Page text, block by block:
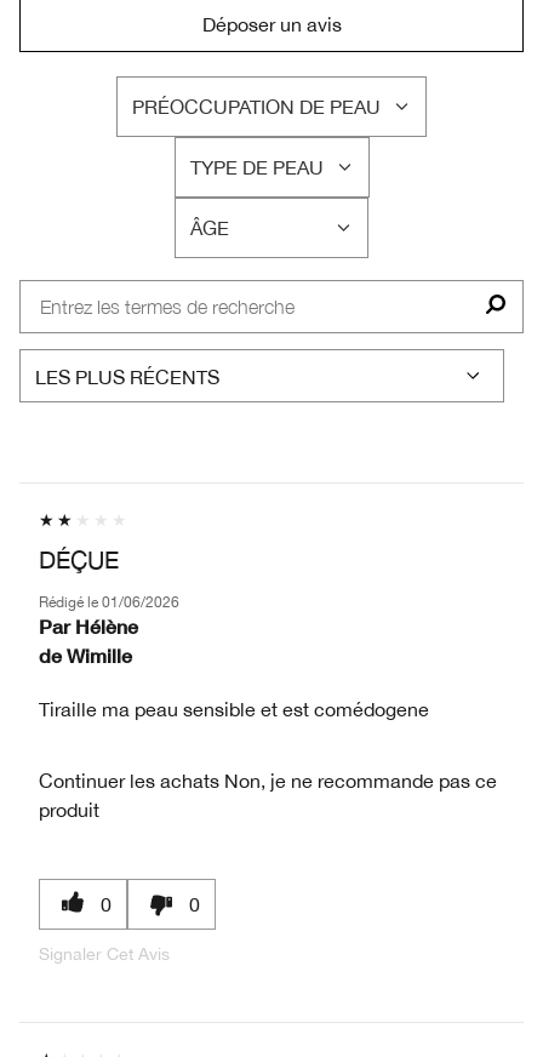
Déposer un avis
PRÉOCCUPATION DE PEAU
FRANÇAIS
TYPE DE PEAU
FRANÇAIS
ÂGE
FRANÇAIS
DÉÇUE
Rédigé le 01/06/2026
Par Hélène
de Wimille
Tiraille ma peau sensible et est comédogene
Continuer les achats Non, je ne recommande pas ce
produit
0 0
Signaler Cet Avis